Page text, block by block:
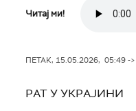
Читај ми!
ПЕТАК, 15.05.2026, 05:49 -
РАТ У УКРАЈИНИ